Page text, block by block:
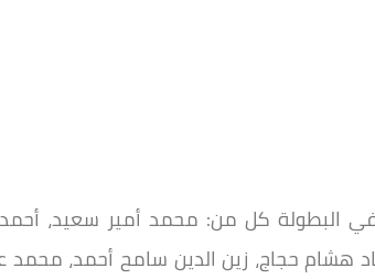
البطولة كل من: محمد أمير سعيد، أحمد
هشام حجاج، زين الدين سامح أحمد،